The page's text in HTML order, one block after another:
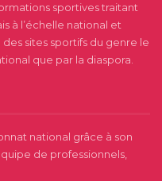
sportives traitant
à l’échelle national et
sites sportifs du genre le
que par la diaspora.
national grâce à son
de professionnels,